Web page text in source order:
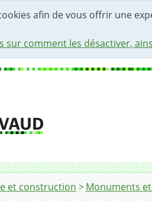
afin de vous offrir une
sur comment les désactiver,
DE LA PAGE
DE RECHERCHE
CONTACT
et construction Monuments